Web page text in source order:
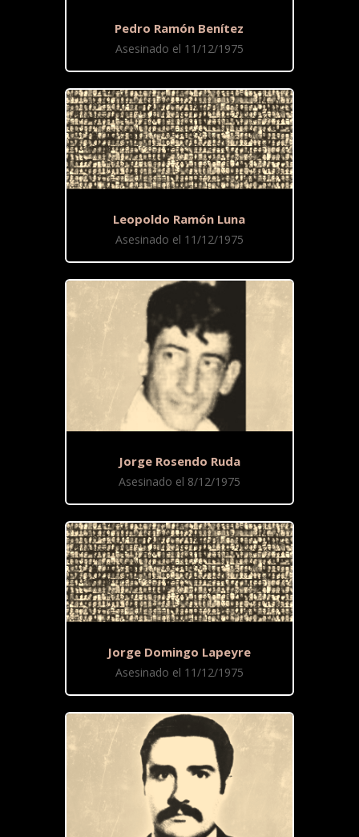
Pedro Ramón Benítez
Asesinado el 11/12/1975
Leopoldo Ramón Luna
Asesinado el 11/12/1975
Jorge Rosendo Ruda
Asesinado el 8/12/1975
Jorge Domingo Lapeyre
Asesinado el 11/12/1975